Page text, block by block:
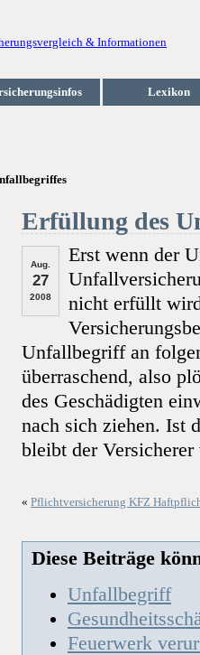
Lexikon
Erfüllung des
Aug.
27
2008
Erst wenn der
nicht erfüllt
Unfallbegriff an
überraschend, also
des Geschädigten
nach sich ziehen. Ist
bleibt der
« Pflichtversicherung KFZ
Diese Beiträge
Unfallbegriff
Feuerwerk